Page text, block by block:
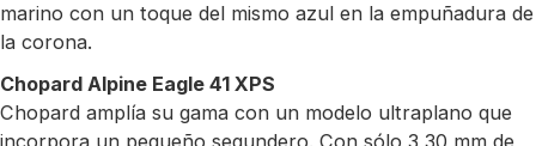
marino con un toque del mismo azul en la empuñadura de
la corona.
Chopard Alpine Eagle 41 XPS
Chopard amplía su gama con un modelo ultraplano que
incorpora un pequeño segundero. Con sólo 3,30 mm de